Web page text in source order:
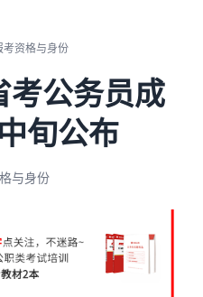
考资格与身份
考公务员成
旬公布
与身份